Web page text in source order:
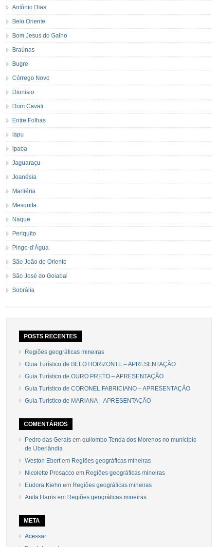
Antônio Dias
Belo Oriente
Bom Jesus do Galho
Braúnas
Bugre
Córrego Novo
Dionísio
Dom Cavati
Entre Folhas
Iapu
Ipaba
Jaguaraçu
Joanésia
Marliéria
Mesquita
Naque
Periquito
Pingo-d’Água
São João do Oriente
São José do Goiabal
Sobrália
POSTS RECENTES
Regiões geográficas mineiras
Guia Turístico de BELO HORIZONTE – APRESENTAÇÃO
Guia Turístico de OURO PRETO – APRESENTAÇÃO
Guia Turístico de CORONEL FABRICIANO – APRESENTAÇÃO
Guia Turístico de MARIANA – APRESENTAÇÃO
COMENTÁRIOS
Pedro das Gerais emquilombo Tenda dos Morenos no município
de Uberlândia
Weston Ebertem Regiões geográficas mineiras
Nicolette Prosacco em Regiões geográficas mineiras
Eudora Kiehn em Regiões geográficas mineiras
Anita Harris em Regiões geográficas mineiras
META
Acessar